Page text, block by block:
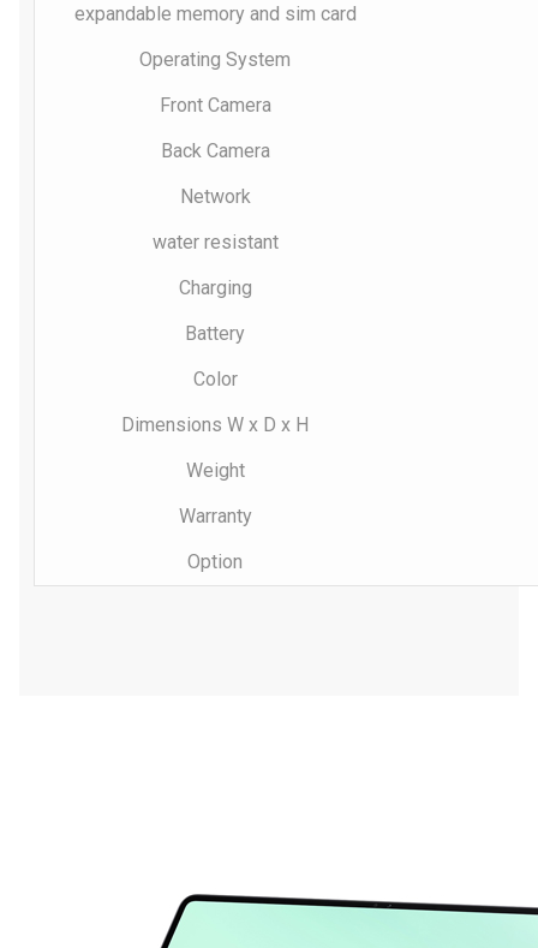
expandable memory and sim card
Operating System
Front Camera
Back Camera
Network
water resistant
Charging
Battery
Color
Dimensions W x D x H
Weight
Warranty
Option